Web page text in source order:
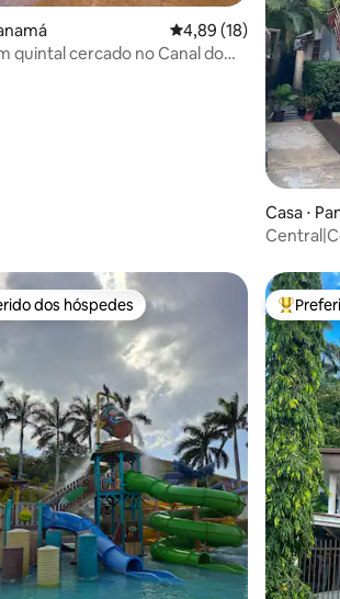
4,89 de uma avaliação
4,89 (18)
quintal cercado no Canal do
Casa ⋅
melhores preferidos dos hóspedes
dos hóspedes Entre